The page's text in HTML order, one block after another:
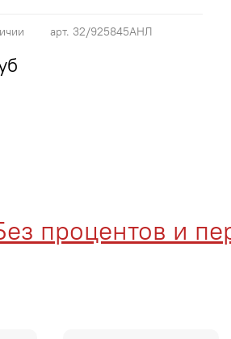
арт. 32/925845АНЛ
процентов и